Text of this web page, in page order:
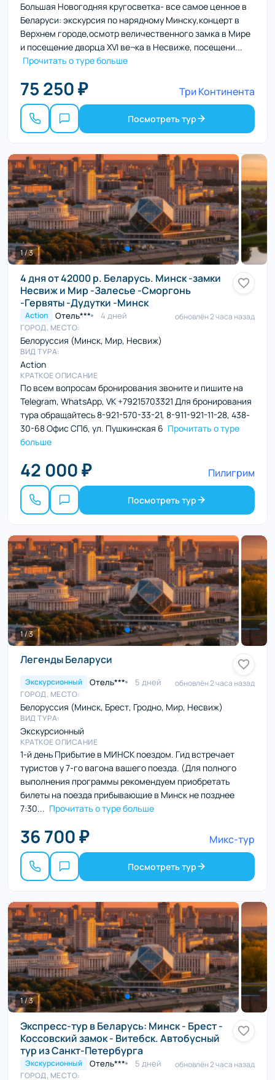
Большая Новогодняя кругосветка- все самое ценное в
Беларуси: экскурсия по нарядному Минску,концерт в
Верхнем городе,осмотр величественного замка в Мире
и посещение дворца XVI ве¬ка в Несвиже, посещени...
Прочитать о туре больше
75 250 ₽ Три Континента
Посмотреть тур
4 дня от 42000 р. Беларусь. Минск -замки
Несвиж и Мир -Залесье -Сморгонь
-Гервяты -Дудутки -Минск
Action Отель*** 4 дней
обновлён 2 часа назад
ГОРОД, МЕСТО:
Белоруссия (Минск, Мир, Несвиж)
ВИД ТУРА:
Action
КРАТКОЕ ОПИСАНИЕ
По всем вопросам бронирования звоните и пишите на
Telegram, WhatsApp, VK +79215703321 Для бронирования
тура обращайтесь 8-921-570-33-21, 8-911-921-11-28, 438-
30-68 Офис СПб, ул. Пушкинская 6 Прочитать о туре
больше
1 / 3
42 000 ₽ Пилигрим
Посмотреть тур
Легенды Беларуси
Экскурсионный Отель*** 5 дней
обновлён 2 часа назад
ГОРОД, МЕСТО:
Белоруссия (Минск, Брест, Гродно, Мир, Несвиж)
ВИД ТУРА:
Экскурсионный
КРАТКОЕ ОПИСАНИЕ
1-й день Прибытие в МИНСК поездом. Гид встречает
туристов у 7-го вагона вашего поезда. (Для полного
выполнения программы рекомендуем приобретать
билеты на поезда прибывающие в Минск не позднее
7:30... Прочитать о туре больше
1 / 3
36 700 ₽ Микс-тур
Посмотреть тур
Экспресс-тур в Беларусь: Минск - Брест -
Коссовский замок - Витебск. Автобусный
тур из Санкт-Петербурга
Экскурсионный Отель*** 5 дней
обновлён 2 часа назад
ГОРОД, МЕСТО:
1 / 3